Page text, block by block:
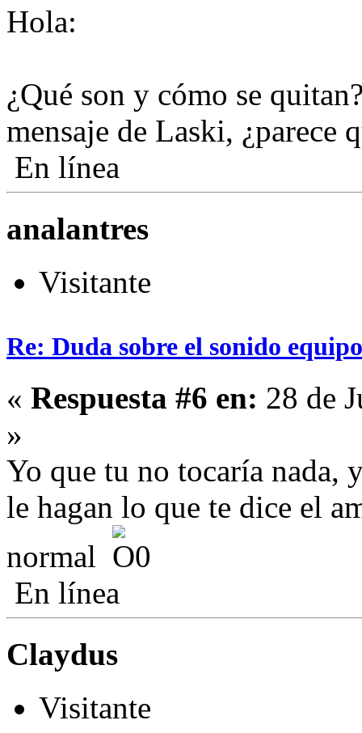
Hola:
¿Qué son y cómo se
mensaje de Laski, ¿parece
En línea
analantres
Visitante
Re: Duda sobre el sonido
« Respuesta #6 en: 28 de
»
Yo que tu no tocaría nada,
le hagan lo que te dice el
normal
En línea
Claydus
Visitante